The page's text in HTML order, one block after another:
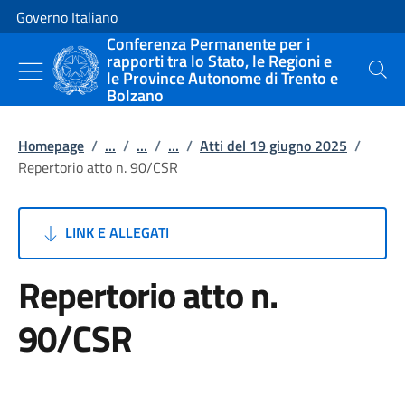
Vai al contenuto
Vai alla navigazione del sito
Governo Italiano
Conferenza Permanente per i
rapporti tra lo Stato, le Regioni e
le Province Autonome di Trento e
Bolzano
Cerca
Homepage / ... / ... / ... / Atti del 19 giugno 2025 /
Repertorio atto n. 90/CSR
LINK E ALLEGATI
Repertorio atto n.
90/CSR